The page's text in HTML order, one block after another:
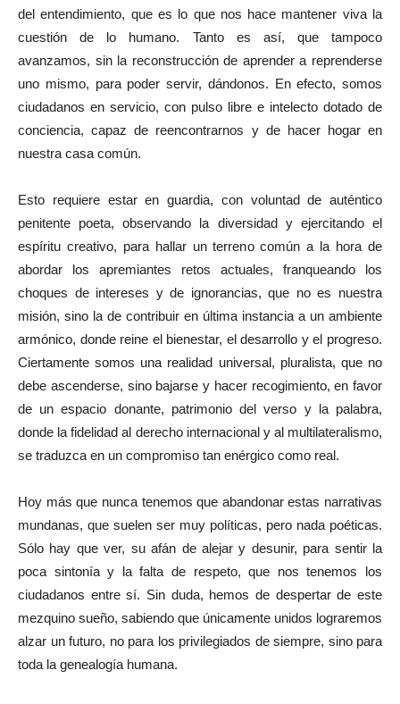
del entendimiento, que es lo que nos hace mantener viva la
cuestión de lo humano. Tanto es así, que tampoco
avanzamos, sin la reconstrucción de aprender a reprenderse
uno mismo, para poder servir, dándonos. En efecto, somos
ciudadanos en servicio, con pulso libre e intelecto dotado de
conciencia, capaz de reencontrarnos y de hacer hogar en
nuestra casa común.
Esto requiere estar en guardia, con voluntad de auténtico
penitente poeta, observando la diversidad y ejercitando el
espíritu creativo, para hallar un terreno común a la hora de
abordar los apremiantes retos actuales, franqueando los
choques de intereses y de ignorancias, que no es nuestra
misión, sino la de contribuir en última instancia a un ambiente
armónico, donde reine el bienestar, el desarrollo y el progreso.
Ciertamente somos una realidad universal, pluralista, que no
debe ascenderse, sino bajarse y hacer recogimiento, en favor
de un espacio donante, patrimonio del verso y la palabra,
donde la fidelidad al derecho internacional y al multilateralismo,
se traduzca en un compromiso tan enérgico como real.
Hoy más que nunca tenemos que abandonar estas narrativas
mundanas, que suelen ser muy políticas, pero nada poéticas.
Sólo hay que ver, su afán de alejar y desunir, para sentir la
poca sintonía y la falta de respeto, que nos tenemos los
ciudadanos entre sí. Sin duda, hemos de despertar de este
mezquino sueño, sabiendo que únicamente unidos lograremos
alzar un futuro, no para los privilegiados de siempre, sino para
toda la genealogía humana.